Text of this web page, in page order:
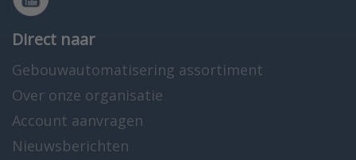
Direct naar
Gebouwautomatisering assortiment
Over onze organisatie
Account aanvragen
Nieuwsberichten